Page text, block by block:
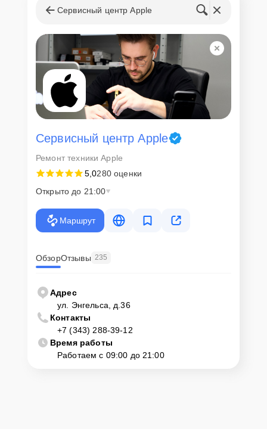
Сервисный центр Apple
Сервисный центр Apple
Ремонт техники Apple
5,0280 оценки
Открыто до 21:00
Маршрут
ОбзорОтзывы 235
Адрес
ул. Энгельса, д.36
Контакты
+7 (343) 288-39-12
Время работы
Работаем с 09:00 до 21:00